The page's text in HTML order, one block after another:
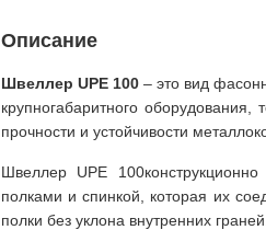
Описание
Швеллер UPE 100– это вид
крупногабаритного
прочности и устойчивости
Швеллер UPE
полками и спинкой, которая их
полки без уклона внутренних граней.